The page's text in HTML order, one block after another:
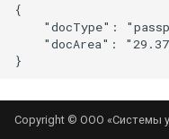
{
"docType":
"docArea":
Copyright © ООО «Системы